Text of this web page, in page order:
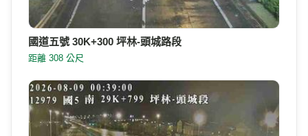
國道五號 30K+300 坪林-頭城路段
距離 308 公尺